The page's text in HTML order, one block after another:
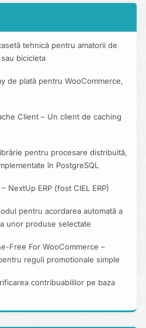
tehnică pentru amatorii de
bicicleta
de plată pentru WooCommerce,
Client – Un client de caching
pentru procesare distribuită,
în PostgreSQL
NextUp ERP (fost CIEL ERP)
pentru acordarea automată a
unor produse selectate
Free For WooCommerce –
reguli promotionale simple
contribuabililor pe baza